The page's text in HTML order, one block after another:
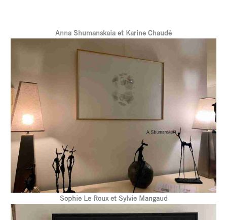
Anna Shumanskaia et Karine Chaudé
Sophie Le Roux et Sylvie Mangaud